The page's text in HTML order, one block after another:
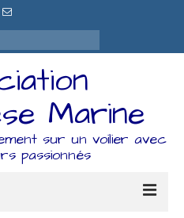
Marine
sur un voilier avec
passionnés